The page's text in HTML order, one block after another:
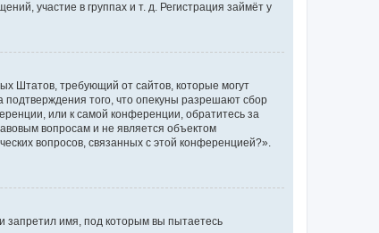
участие в группах и т. д. Регистрация займёт у
Штатов, требующий от сайтов, которые могут
того, что опекуны разрешают сбор
или к самой конференции, обратитесь за
вопросам и не является объектом
вопросов, связанных с этой конференцией?».
запретил имя, под которым вы пытаетесь